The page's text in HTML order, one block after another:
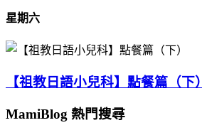
星期六
【祖教日語小兒科】點餐篇（下）
MamiBlog 熱門搜尋